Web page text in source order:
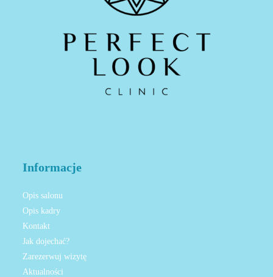
Informacje
Opis salonu
Opis kadry
Kontakt
Jak dojechać?
Zarezerwuj wizytę
Aktualności